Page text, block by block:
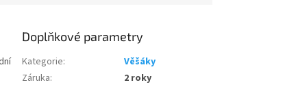
Doplňkové parametry
Kategorie:
Věšáky
Záruka:
2 roky